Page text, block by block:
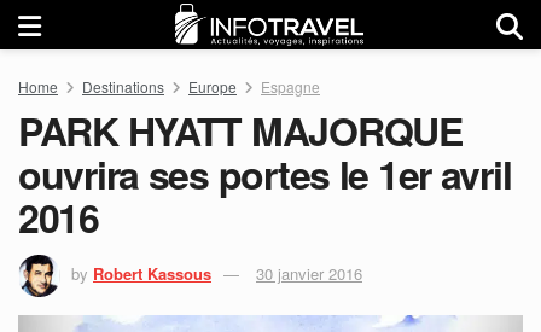
Home Destinations Europe Espagne
PARK HYATT MAJORQUE
ouvrira ses portes le 1er avril
2016
by Robert Kassous 30 janvier 2016